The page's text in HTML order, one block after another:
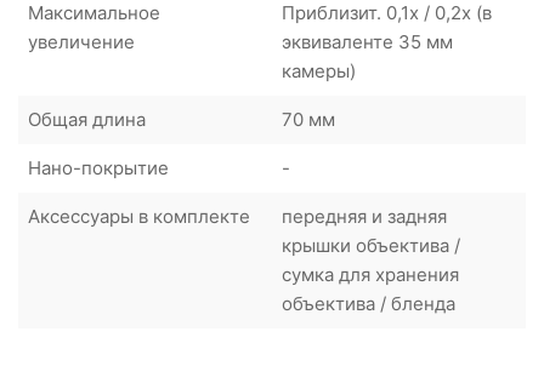
Максимальное
увеличение
Приблизит. 0,1x / 0,2x (в
эквиваленте 35 мм
камеры)
Общая длина 70 мм
Нано-покрытие -
Аксессуары в комплекте
передняя и задняя
крышки объектива /
сумка для хранения
объектива / бленда